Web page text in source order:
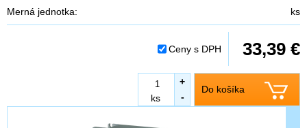
Merná jednotka: ks
Ceny s DPH 33,39 €
Do košíka
-
ks
+